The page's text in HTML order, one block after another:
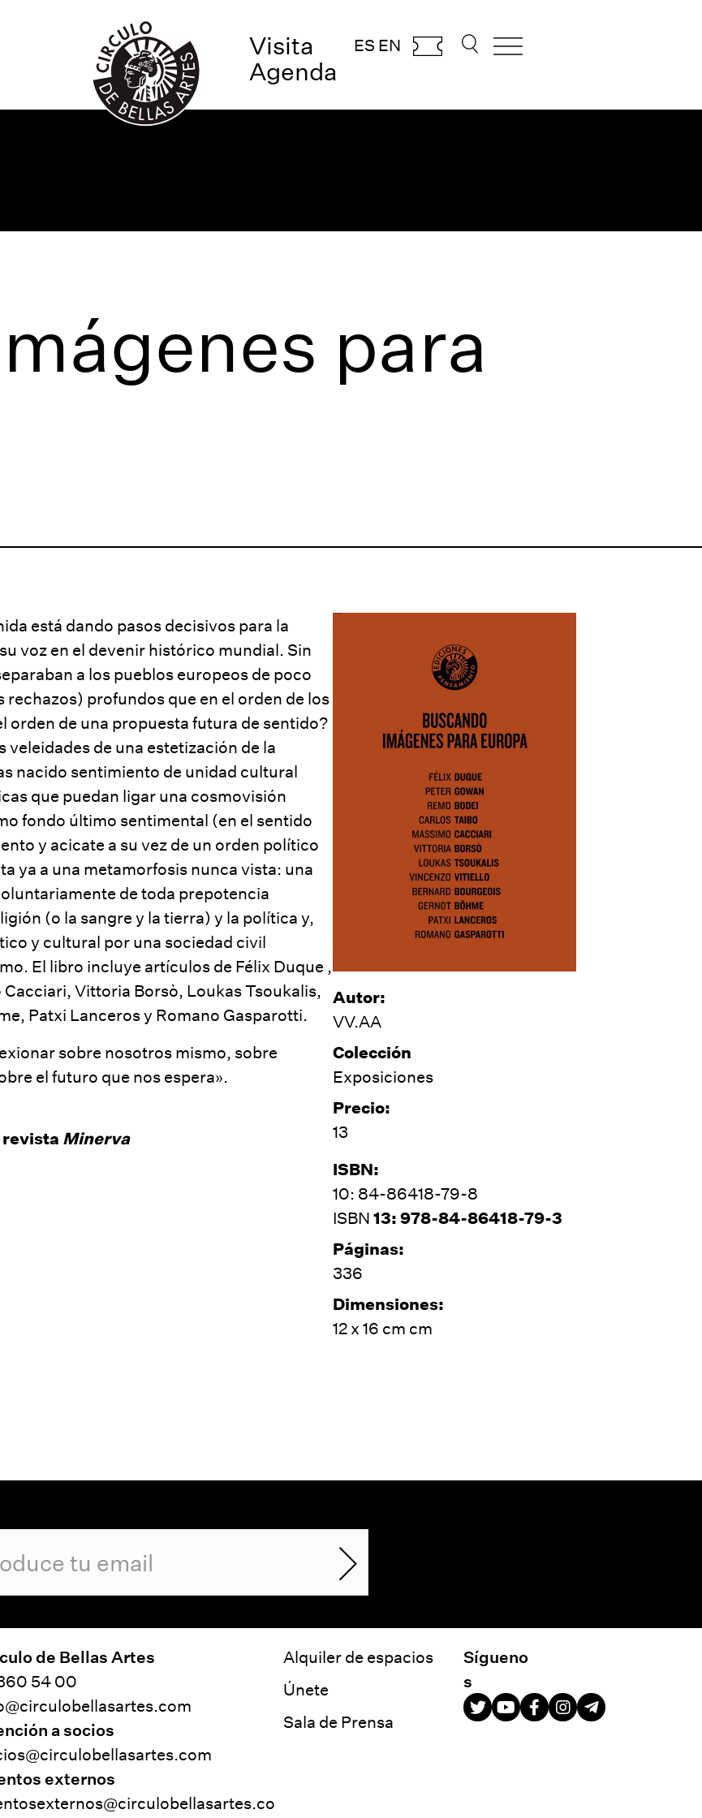
Visita
Agenda
ES EN
para
está dando pasos decisivos para la
voz en el devenir histórico mundial. Sin
a los pueblos europeos de poco
profundos que en el orden de los
orden de una propuesta futura de sentido?
veleidades de una estetización de la
nacido sentimiento de unidad cultural
que puedan ligar una cosmovisión
fondo último sentimental (en el sentido
y acicate a su vez de un orden político
ya a una metamorfosis nunca vista: una
de toda prepotencia
(o la sangre y la tierra) y la política y,
y cultural por una sociedad civil
El libro incluye artículos de Félix Duque ,
Cacciari,Vittoria Borsò, Loukas Tsoukalis,
, Patxi LancerosyRomano Gasparotti.
sobre nosotros mismo, sobre
el futuro que nos espera».
revista Minerva
Autor:
VV.AA
Colección
Exposiciones
Precio:
13
ISBN:
10: 84-86418-79-8
ISBN13: 978-84-86418-79-3
Páginas:
336
Dimensiones:
12 x 16 cm cm
de Bellas Artes
54 00
a socios
externos
Alquiler de espacios
Únete
Sala de Prensa
Sígueno
s